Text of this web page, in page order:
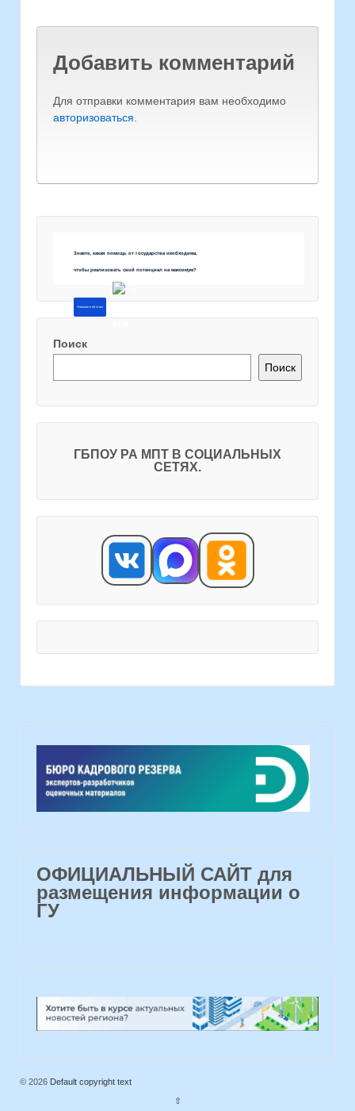
Добавить комментарий
Для отправки комментария вам необходимо
авторизоваться
Знаете, какая помощь от государства необходима,
чтобы реализовать свой потенциал на максимум?
Напишите об этом
Поиск
Поиск
ГБПОУ РА МПТ В СОЦИАЛЬНЫХ
СЕТЯХ.
ОФИЦИАЛЬНЫЙ САЙТ для
размещения информации о
ГУ
© 2026 Default copyright text
⇧